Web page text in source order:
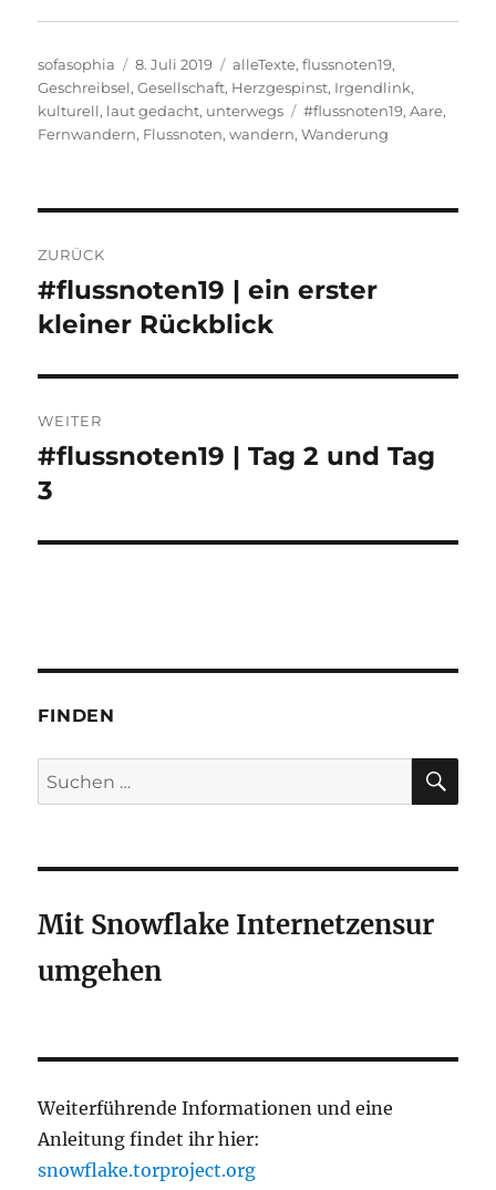
Autor
sofasophia
Veröffentlicht
am
8. Juli 2019 Kategorien
alleTexte,flussnoten19,
Geschreibsel,Gesellschaft, Herzgespinst, Irgendlink,
kulturell, laut gedacht, unterwegs Schlagwörter
#flussnoten19,Aare,
Fernwandern, Flussnoten,wandern,Wanderung
ZURÜCK
Vorheriger
Beitrag:
#flussnoten19 | ein erster
kleiner Rückblick
WEITER
Nächster
Beitrag:
#flussnoten19 | Tag 2 und Tag
3
FINDEN
Suchen
nach:
Mit Snowflake Internetzensur
umgehen
Weiterführende Informationen und eine
Anleitung findet ihr hier:
snowflake.torproject.org